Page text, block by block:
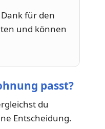
für den
und können
passt?
du
Entscheidung.